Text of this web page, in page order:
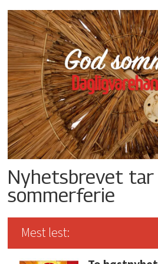
Nyhetsbrevet tar
sommerferie
Mest lest: